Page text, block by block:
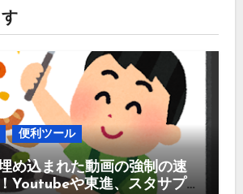
便利ツール
め込まれた動画の強制の速
Youtubeや東進、スタサプ